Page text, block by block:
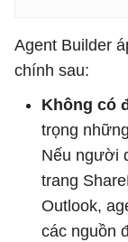
Agent Builder
chính sau:
Không có
trọng
Nếu người
trang
Outlook,
các nguồn